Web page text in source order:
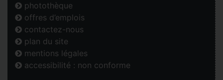
photothèque
offres d’emplois
contactez-nous
plan du site
mentions légales
accessibilité : non conforme